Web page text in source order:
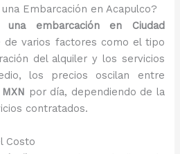
Embarcación en Acapulco?
una embarcación en Ciudad
de varios factores como el tipo
del alquiler y los servicios
los precios oscilan entre
por día, dependiendo de la
contratados.
Costo